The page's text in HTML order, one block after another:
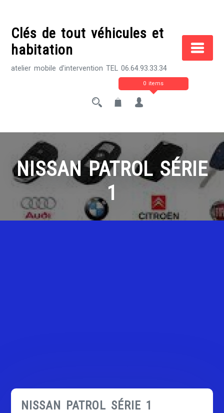
contentClés de tout véhicules et
habitation
atelier mobile d'intervention TEL 06.64.93.33.34
0 items
NISSAN PATROL SÉRIE
1
NISSAN PATROL SÉRIE 1